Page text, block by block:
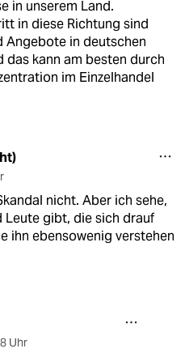
in unserem Land.
in diese Richtung sind
Angebote in deutschen
das kann am besten durch
im Einzelhandel
nicht. Aber ich sehe,
Leute gibt, die sich drauf
ihn ebensowenig verstehen
Uhr